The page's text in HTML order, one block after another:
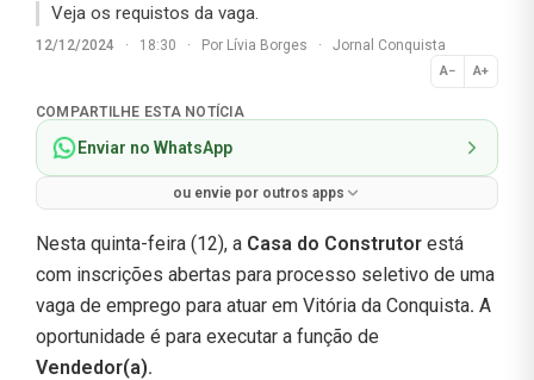
Veja os requistos da vaga.
12/12/2024 · 18:30 · Por Lívia Borges · Jornal Conquista
A− A+
Normal
COMPARTILHE ESTA NOTÍCIA
Enviar no WhatsApp
ou envie por outros apps
Nesta quinta-feira (12), a Casa do Construtor está
com inscrições abertas para processo seletivo de uma
vaga de emprego para atuar em Vitória da Conquista. A
oportunidade é para executar a função de
Vendedor(a).